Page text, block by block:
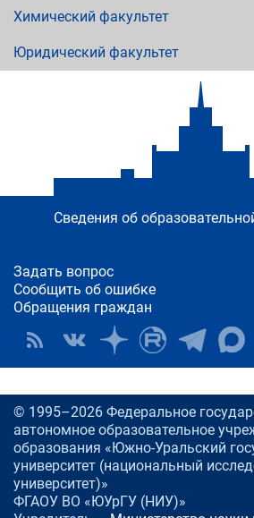
Химический факультет
Юридический факультет
Сведения об
Задать вопрос
Сообщить об ошибке
Обращения граждан
© 1995–2026 Федеральное
автономное образовательное
образования «Южно-Уральский
университет (национальный
университет)»
ФГАОУ ВО «ЮУрГУ (НИУ)»